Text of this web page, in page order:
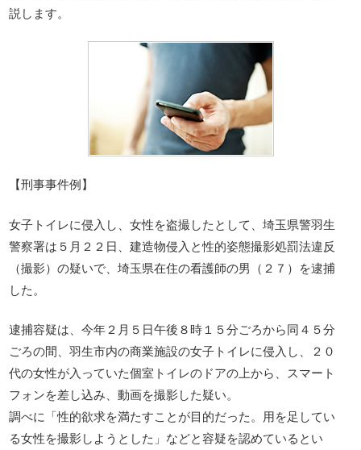
説します。
【刑事事件例】
女子トイレに侵入し、女性を盗撮したとして、埼玉県警羽生
警察署は５月２２日、建造物侵入と性的姿態撮影処罰法違反
（撮影）の疑いで、埼玉県在住の看護師の男（２７）を逮捕
した。
逮捕容疑は、今年２月５日午後８時１５分ごろから同４５分
ごろの間、羽生市内の商業施設の女子トイレに侵入し、２０
代の女性が入っていた個室トイレのドアの上から、スマート
フォンを差し込み、動画を撮影した疑い。
調べに「性的欲求を満たすことが目的だった。用を足してい
る女性を撮影しようとした」などと容疑を認めているとい